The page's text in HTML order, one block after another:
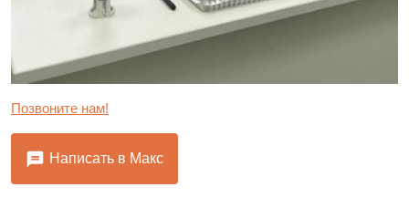
Позвоните нам!
Написать в Макс